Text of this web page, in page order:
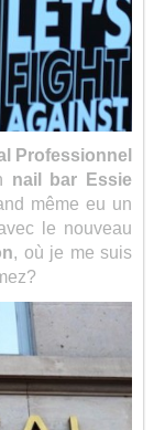
Professionnel
nail bar Essie
même eu un
le nouveau
, où je me suis